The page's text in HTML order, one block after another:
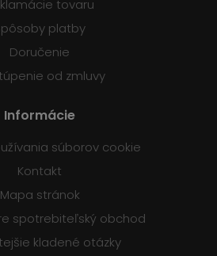
tovaru
platby
Doručenie
od zmluvy
Informácie
súborov cookie
Kontakt
Mapa stránok
spotrebiteľský obchod
kladené otázky